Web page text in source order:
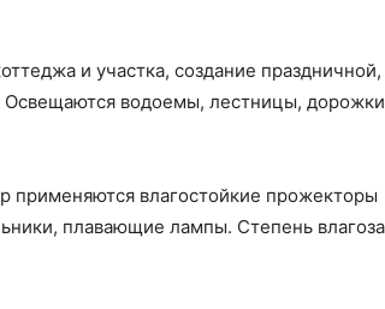
и участка, создание праздничной,
водоемы, лестницы,
применяются влагостойкие прожекторы
плавающие лампы. Степень